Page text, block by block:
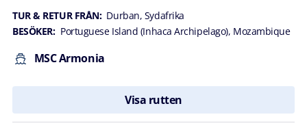
TUR & RETUR FRÅN: Durban, Sydafrika
BESÖKER: Portuguese Island (Inhaca Archipelago), Mozambique
MSC Armonia
Visa rutten